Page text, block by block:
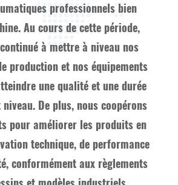
professionnels bien
Au cours de cette période,
à mettre à niveau nos
production et nos équipements
une qualité et une durée
De plus, nous coopérons
pour améliorer les produits en
technique, de performance
conformément aux règlements